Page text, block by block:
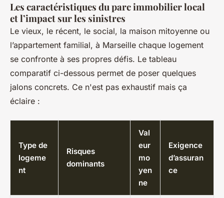
Les caractéristiques du parc immobilier local
et l’impact sur les sinistres
Le vieux, le récent, le social, la maison mitoyenne ou
l’appartement familial, à Marseille chaque logement
se confronte à ses propres défis. Le tableau
comparatif ci-dessous permet de poser quelques
jalons concrets. Ce n'est pas exhaustif mais ça
éclaire :
Type de
logeme
nt
Risques
dominants
Val
eur
mo
yen
ne
Exigence
d’assuran
ce